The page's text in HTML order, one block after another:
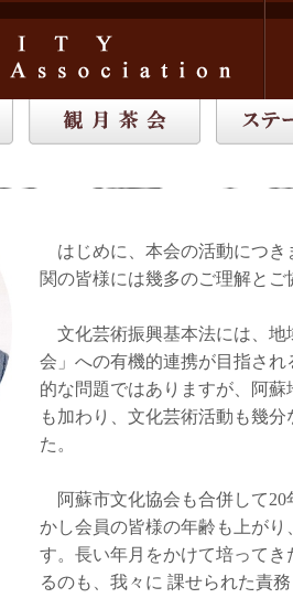
はじめに、本会の活動につ
関の皆様には幾多のご理解と
文化芸術振興基本法には、地
会」への有機的連携が目指さ
的な問題ではありますが、阿
も加わり、文化芸術活動も幾
た。
阿蘇市文化協会も合併して20
かし会員の皆様の年齢も上が
す。長い年月をかけて培って
るのも、我々に 課せられた責